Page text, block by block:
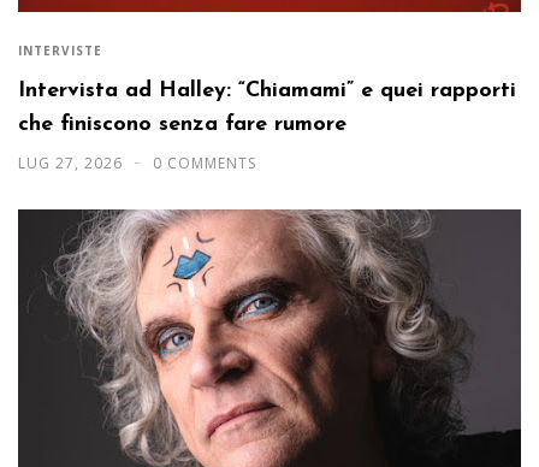
INTERVISTE
Intervista ad Halley: “Chiamami” e quei rapporti
che finiscono senza fare rumore
LUG 27, 2026 0 COMMENTS